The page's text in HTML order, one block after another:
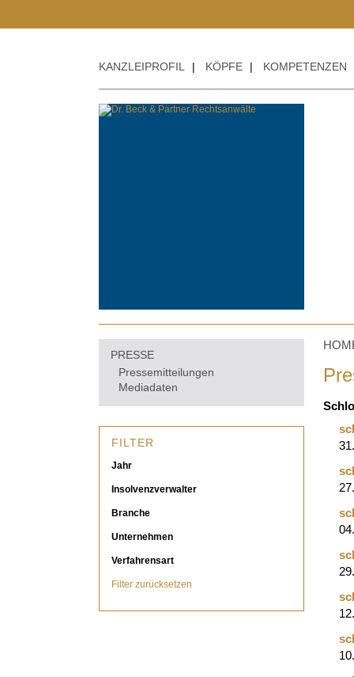
KANZLEIPROFIL | KÖPFE | KOMPETENZEN
PRESSE
Pressemitteilungen
Mediadaten
FILTER
Jahr
Insolvenzverwalter
Branche
Unternehmen
Verfahrensart
Filter zurücksetzen